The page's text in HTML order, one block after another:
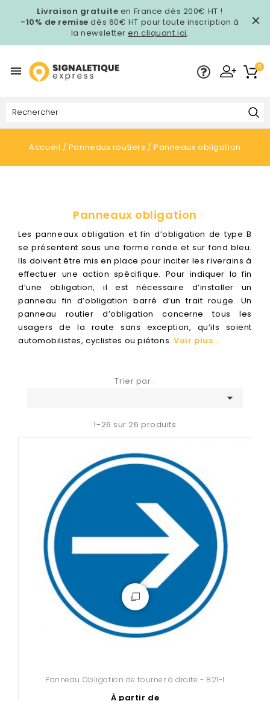
Livraison gratuite en France dès 200€ HT !
-10% de remise dès 60€ HT pour toute inscription à
la newsletteren cliquant ici.
 0
Accueil Panneaux routiers Panneaux obligation
Panneaux obligation
Les panneaux obligation et fin d’obligation de type B
se présentent sous une forme ronde et sur fond bleu.
Ils doivent être mis en place pour inciter les riverains à
effectuer une action spécifique. Pour indiquer la fin
d’une obligation, il est nécessaire d’installer un
panneau fin d’obligation barré d’un trait rouge. Un
panneau routier d’obligation concerne tous les
usagers de la route sans exception, qu’ils soient
automobilistes, cyclistes ou piétons. Voir plus...
Trier par :

1-26 sur 26 produits
Panneau Obligation de tourner à droite - B21-1
À partir de